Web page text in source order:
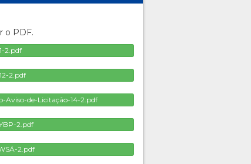
o PDF.
2.pdf
2.pdf
Aviso-de-Licitação-14-2.pdf
2.pdf
2.pdf